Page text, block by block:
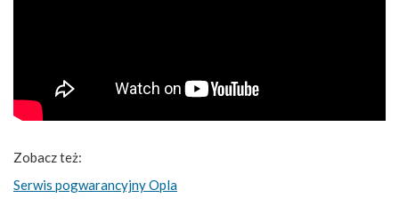
Zobacz też:
Serwis pogwarancyjny Opla